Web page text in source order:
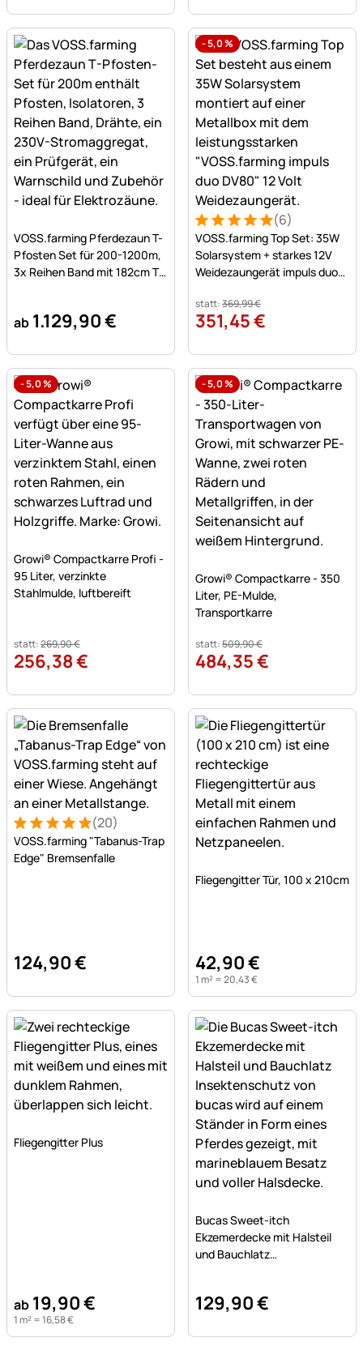
Noch keine Bewertungen abgegeben
VOSS.farming Pferdezaun T-
Pfosten Set für 200-1200m,
3x Reihen Band mit 182cm T-
ab 1.129,90€
-5,0%
Bewertung: 5 von 5 (6
6 Bewertungen
(6)
VOSS.farming Top Set: 35W
Solarsystem + starkes 12V
Weidezaungerät impuls duo
statt:369,99€
351,45€
-5,0%
Noch keine Bewertungen abgegeben
Growi® Compactkarre Profi -
95 Liter, verzinkte
Stahlmulde, luftbereift
statt:269,90€
256,38€
-5,0%
Growi® Compactkarre - 350
Liter, PE-Mulde,
Transportkarre
statt:509,90€
484,35€
Bewertung: 5 von 5 (20 Bewertungen)
20 Bewertungen
(20)
VOSS.farming "Tabanus-Trap
Edge" Bremsenfalle
124,90€
Fliegengitter Tür, 100 x 210cm
42,90€
1 m² =20,43€
Noch keine Bewertungen abgegeben
Fliegengitter Plus
ab 19,90€
1 m² =16,58€
Bucas Sweet-itch
Ekzemerdecke mit Halsteil
und Bauchlatz
129,90€